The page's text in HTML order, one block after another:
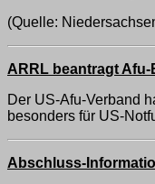
(Quelle:
ARRL beantragt Afu-
Der US-Afu-Verband
besonders für US-
Abschluss-